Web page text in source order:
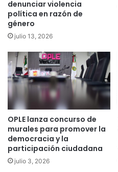
denunciar violencia
política en razón de
género
julio 13, 2026
OPLE lanza concurso de
murales para promover la
democracia y la
participación ciudadana
julio 3, 2026